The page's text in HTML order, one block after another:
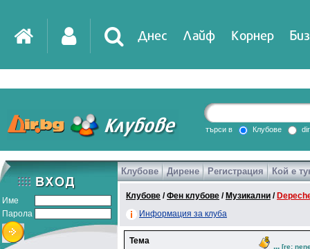
Днес Лайф Корнер
DirTV Impressio
Games
търси в Клубове
Име
Парола
Клубове Дирене Регистрация Кой е
Клубове /Фен клубове / Музикални /
Информация за клуба
Тема
... [re: